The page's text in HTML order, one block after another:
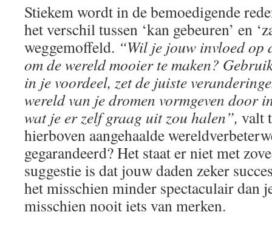
Stiekem wordt in de bemoedigende
het verschil tussen ‘kan gebeuren’ en
weggemoffeld. “Wil je jouw invloed op
om de wereld mooier te maken?
in je voordeel, zet de juiste
wereld van je dromen vormgeven door
wat je er zelf graag uit zou halen”, valt
hierboven aangehaalde
gegarandeerd? Het staat er niet met
suggestie is dat jouw daden zeker
het misschien minder spectaculair dan
misschien nooit iets van merken.